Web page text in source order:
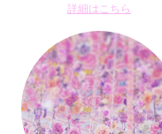
詳細はこちら